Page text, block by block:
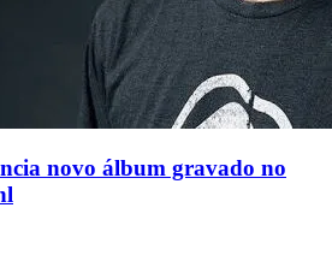
novo álbum gravado no